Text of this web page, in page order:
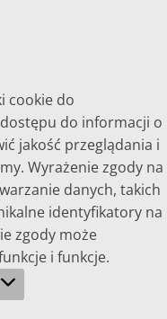
cookie do
do informacji o
jakość przeglądania i
Wyrażenie zgody na
danych, takich
identyfikatory na
zgody może
i funkcje.